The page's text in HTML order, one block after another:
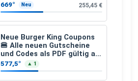
669° Neu 255,45 €
Neue Burger King Coupons
🍔 Alle neuen Gutscheine
und Codes als PDF gültig ab
25.07.2026 bis 04.09.2026
577,5° ▲ 1